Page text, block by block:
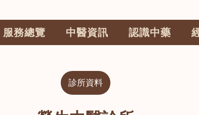
服務總覽 中醫資訊 認識中藥
診所資料